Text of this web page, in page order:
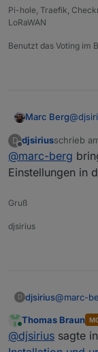
Name:
Pi-hole, Traefik,
LoRaWAN
Benutzt das Voting im
Marc Berg@
Auf
D djsiriusschrieb
zuletzt
@marc-berg
Einstellungen in
Gruß
djsirius
D djsirius@marc-
Online
Thomas Braun
@djsirius sagte in